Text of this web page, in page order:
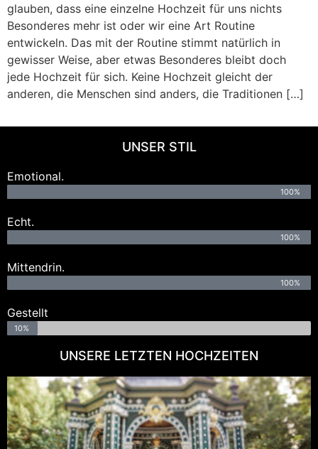
glauben, dass eine einzelne Hochzeit für uns nichts
Besonderes mehr ist oder wir eine Art Routine
entwickeln. Das mit der Routine stimmt natürlich in
gewisser Weise, aber etwas Besonderes bleibt doch
jede Hochzeit für sich. Keine Hochzeit gleicht der
anderen, die Menschen sind anders, die Traditionen […]
UNSER STIL
Emotional.
100%
Echt.
100%
Mittendrin.
100%
Gestellt
10%
UNSERE LETZTEN HOCHZEITEN